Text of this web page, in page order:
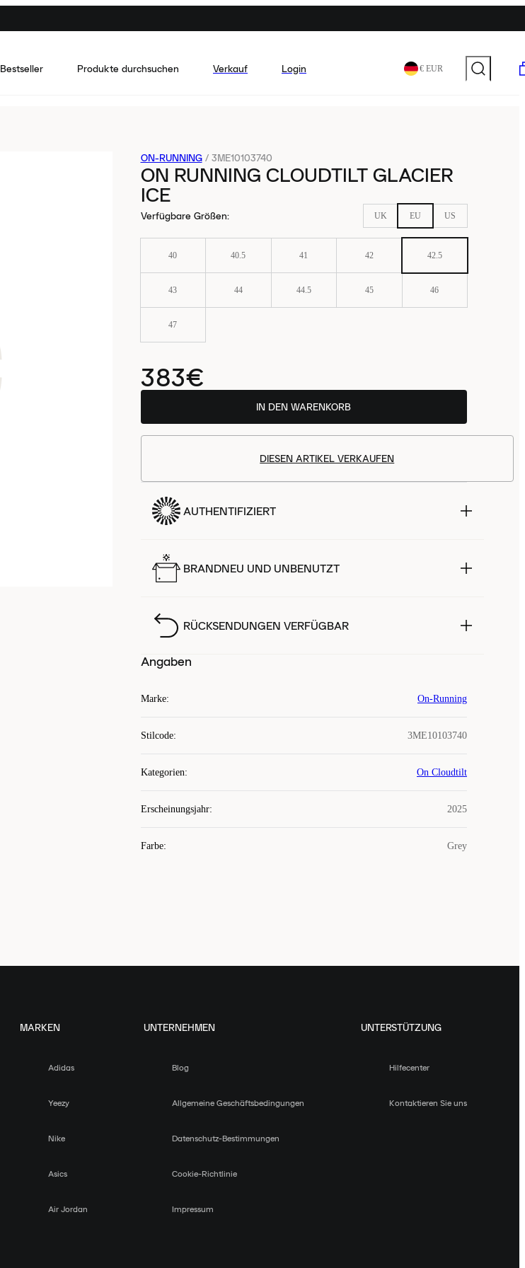
Bestseller Produkte durchsuchen Verkauf Login € EUR
ON-RUNNING / 3ME10103740
ON RUNNING CLOUDTILT GLACIER
ICE
Verfügbare Größen: UK EU US
40 40.5 41 42 42.5
43 44 44.5 45 46
47
383€
IN DEN WARENKORB
DIESEN ARTIKEL VERKAUFEN
AUTHENTIFIZIERT
BRANDNEU UND UNBENUTZT
RÜCKSENDUNGEN VERFÜGBAR
Angaben
Marke: On-Running
Stilcode: 3ME10103740
Kategorien: On Cloudtilt
Erscheinungsjahr: 2025
Farbe: Grey
MARKEN
Adidas
Yeezy
Nike
Asics
Air Jordan
UNTERNEHMEN
Blog
Allgemeine Geschäftsbedingungen
Datenschutz-Bestimmungen
Cookie-Richtlinie
Impressum
UNTERSTÜTZUNG
Hilfecenter
Kontaktieren Sie uns